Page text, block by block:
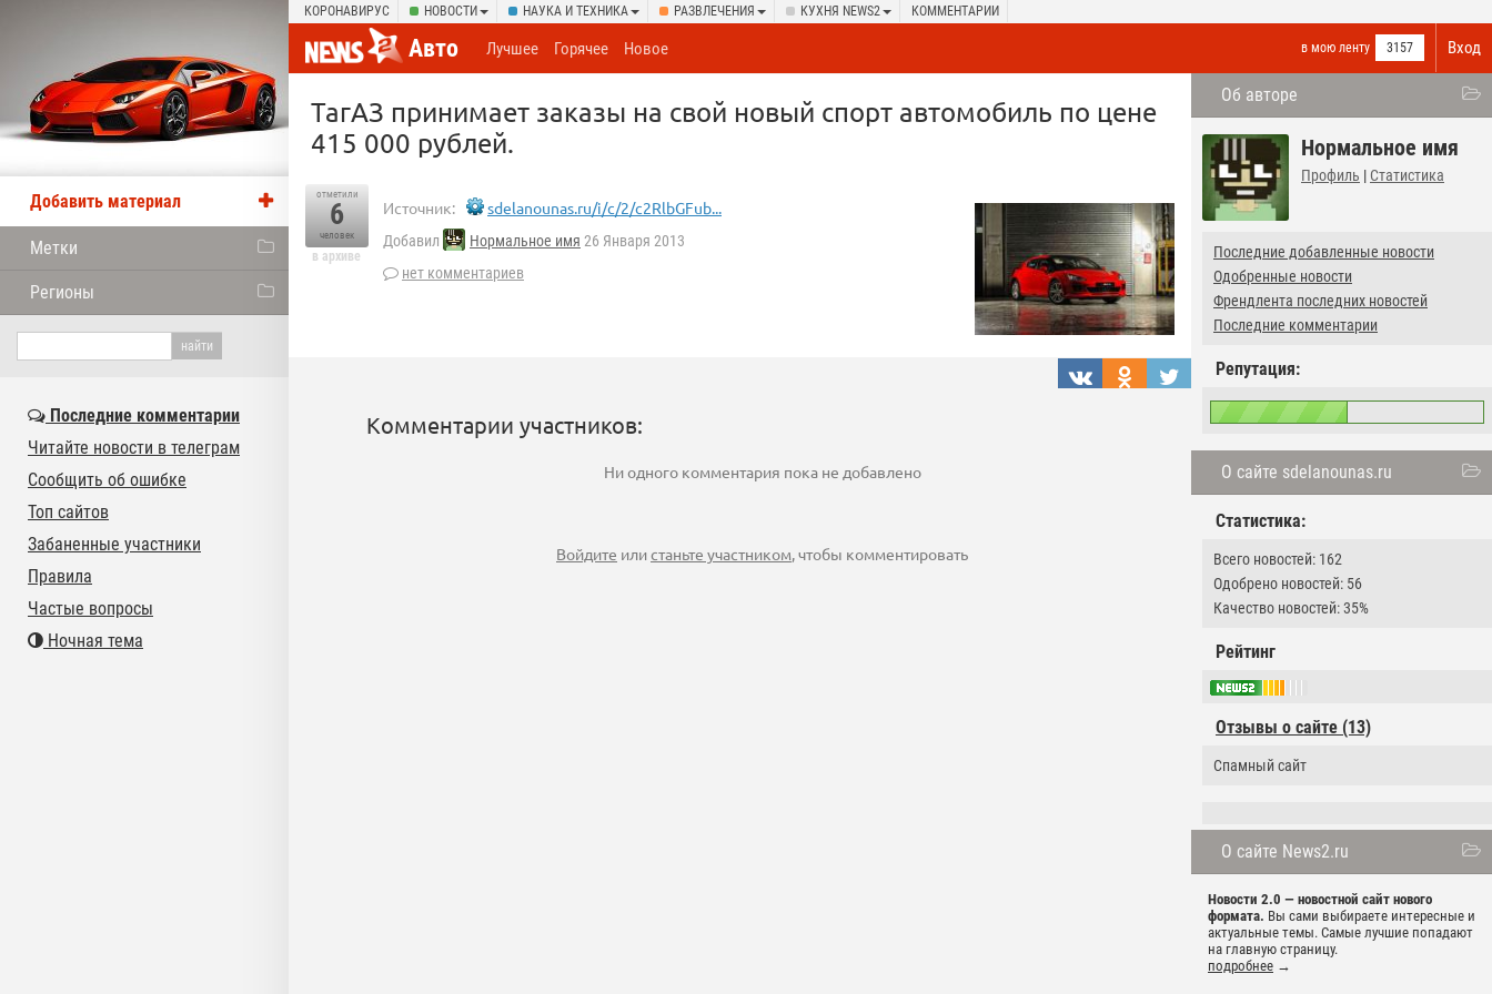
КОРОНАВИРУС НОВОСТИ НАУКА И ТЕХНИКА РАЗВЛЕЧЕНИЯ КУХНЯ NEWS2 КОММЕНТАРИИ
Вход
Авто в мою ленту 3157
Лучшее Горячее Новое
Об авторе
Нормальное имя
Профиль | Статистика
Последние добавленные новости
Одобренные новости
Френдлента последних новостей
Последние комментарии
Репутация:
О сайте sdelanounas.ru
Статистика:
Всего новостей: 162
Одобрено новостей: 56
Качество новостей: 35%
Рейтинг
Отзывы о сайте (13)
Спамный сайт
О сайте News2.ru
Новости 2.0 — новостной сайт нового
формата. Вы сами выбираете интересные и
актуальные темы. Самые лучшие попадают
на главную страницу.
подробнее →
ТагАЗ принимает заказы на свой новый спорт автомобиль по цене
415 000 рублей.
отметили
6
человек
в архиве
Источник: sdelanounas.ru/i/c/2/c2RlbGFub...
Добавил Нормальное имя 26 Января 2013
нет комментариев
Комментарии участников:
Ни одного комментария пока не добавлено
Войдите илистаньте участником, чтобы комментировать
Добавить материал
Метки
Регионы
Последние комментарии
Читайте новости в телеграм
Сообщить об ошибке
Топ сайтов
Забаненные участники
Правила
Частые вопросы
Ночная тема